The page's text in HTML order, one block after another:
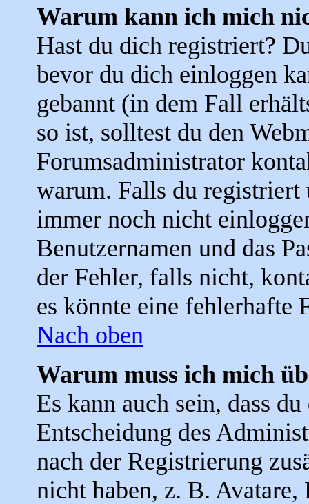
Warum kann ich mich
Hast du dich registriert?
bevor du dich einloggen
gebannt (in dem Fall
so ist, solltest du den
Forumsadministrator
warum. Falls du
immer noch nicht
Benutzernamen und das
der Fehler, falls nicht,
es könnte eine
Nach oben
Warum muss ich mich
Es kann auch sein, dass
Entscheidung des
nach der Registrierung
nicht haben, z. B.